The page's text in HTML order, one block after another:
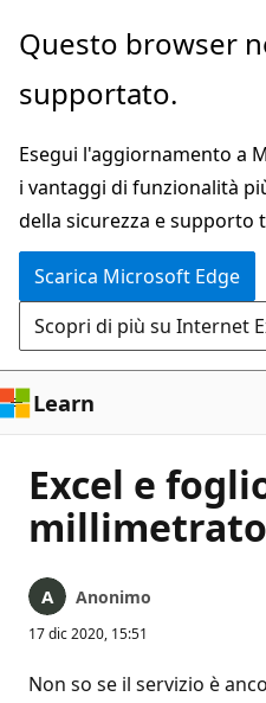
Ignora
passa
contenuto
principale
Questo browser
supportato.
Esegui l'aggiornamento a
i vantaggi di funzionalità
della sicurezza e supporto
Scarica Microsoft Edge
Scopri di più su Internet
Learn
Excel e
millimetrato
Anonimo
17 dic 2020, 15:51
Non so se il servizio è